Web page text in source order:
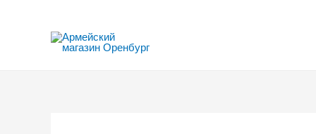
содержимому